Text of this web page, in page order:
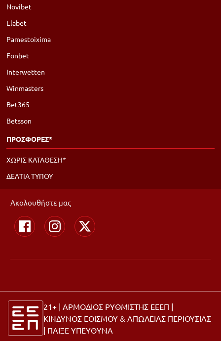
Novibet
Elabet
Pamestoixima
Fonbet
Interwetten
Winmasters
Bet365
Betsson
ΠΡΟΣΦΟΡΕΣ*
ΧΩΡΙΣ ΚΑΤΑΘΕΣΗ*
ΔΕΛΤΙΑ ΤΥΠΟΥ
Ακολουθήστε μας
21+ | ΑΡΜΟΔΙΟΣ ΡΥΘΜΙΣΤΗΣ ΕΕΕΠ |
ΚΙΝΔΥΝΟΣ ΕΘΙΣΜΟΥ & ΑΠΩΛΕΙΑΣ ΠΕΡΙΟΥΣΙΑΣ
| ΠΑΙΞΕ ΥΠΕΥΘΥΝΑ